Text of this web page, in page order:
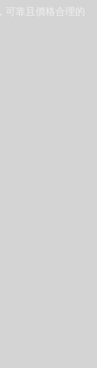
靠且價格合理的